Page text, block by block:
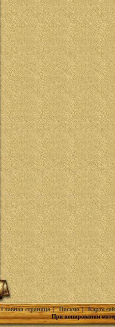
Главная страница|Письмо|Карта
При копировании